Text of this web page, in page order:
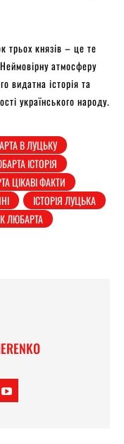
трьох князів – це те
атмосферу
видатна історія та
українського народу.
В ЛУЦЬКУ
ІСТОРІЯ
ЦІКАВІ ФАКТИ
ІСТОРІЯ ЛУЦЬКА
ЛЮБАРТА